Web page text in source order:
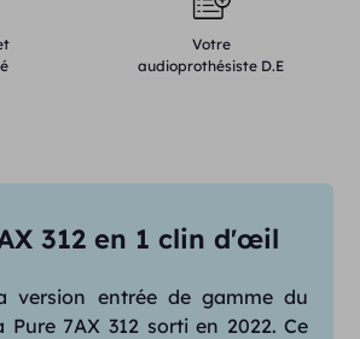
Votre
audioprothésiste D.E
312 en 1 clin d'œil
version entrée de gamme du
Pure 7AX 312 sorti en 2022. Ce